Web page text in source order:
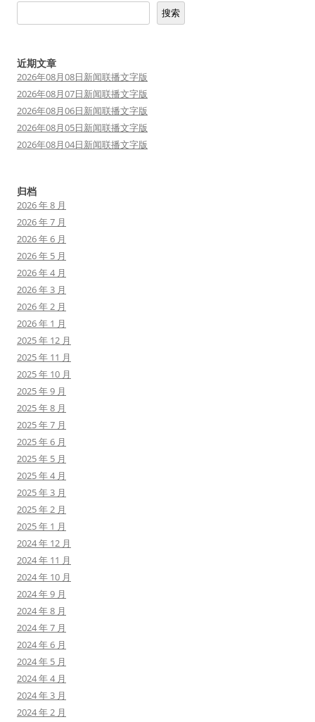
搜索
近期文章
2026年08月08日新闻联播文字版
2026年08月07日新闻联播文字版
2026年08月06日新闻联播文字版
2026年08月05日新闻联播文字版
2026年08月04日新闻联播文字版
归档
2026 年 8 月
2026 年 7 月
2026 年 6 月
2026 年 5 月
2026 年 4 月
2026 年 3 月
2026 年 2 月
2026 年 1 月
2025 年 12 月
2025 年 11 月
2025 年 10 月
2025 年 9 月
2025 年 8 月
2025 年 7 月
2025 年 6 月
2025 年 5 月
2025 年 4 月
2025 年 3 月
2025 年 2 月
2025 年 1 月
2024 年 12 月
2024 年 11 月
2024 年 10 月
2024 年 9 月
2024 年 8 月
2024 年 7 月
2024 年 6 月
2024 年 5 月
2024 年 4 月
2024 年 3 月
2024 年 2 月